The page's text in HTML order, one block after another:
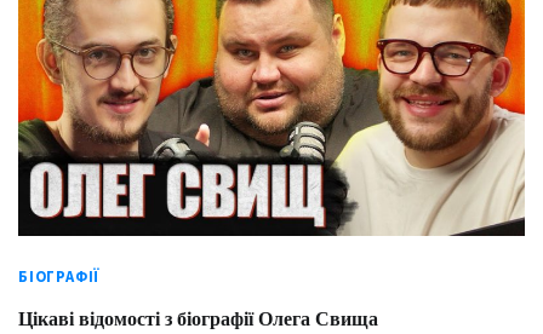
БІОГРАФІЇ
Цікаві відомості з біографії Олега Свища